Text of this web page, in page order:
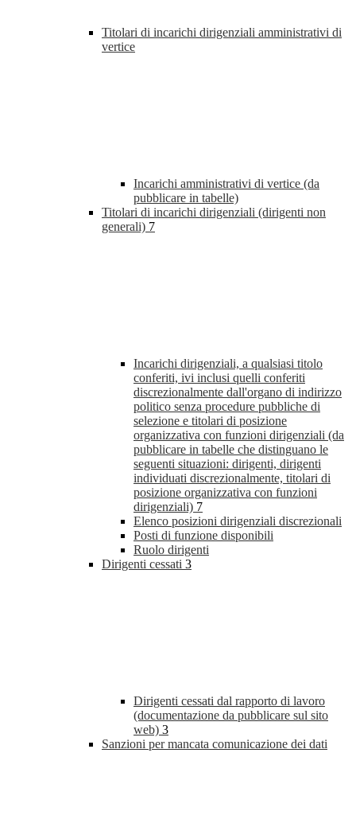
Titolari di incarichi dirigenziali amministrativi di
vertice
Incarichi amministrativi di vertice (da
pubblicare in tabelle)
Titolari di incarichi dirigenziali (dirigenti non
generali) 7
Incarichi dirigenziali, a qualsiasi titolo
conferiti, ivi inclusi quelli conferiti
discrezionalmente dall'organo di indirizzo
politico senza procedure pubbliche di
selezione e titolari di posizione
organizzativa con funzioni dirigenziali (da
pubblicare in tabelle che distinguano le
seguenti situazioni: dirigenti, dirigenti
individuati discrezionalmente, titolari di
posizione organizzativa con funzioni
dirigenziali) 7
Elenco posizioni dirigenziali discrezionali
Posti di funzione disponibili
Ruolo dirigenti
Dirigenti cessati 3
Dirigenti cessati dal rapporto di lavoro
(documentazione da pubblicare sul sito
web) 3
Sanzioni per mancata comunicazione dei dati